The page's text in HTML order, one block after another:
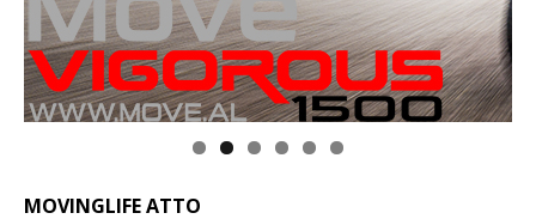
MOVINGLIFE ATTO